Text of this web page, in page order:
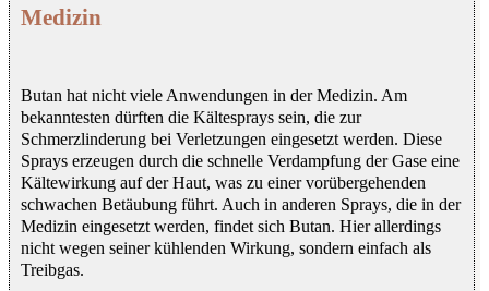
Medizin
Butan hat nicht viele Anwendungen in der Medizin. Am
bekanntesten dürften die Kältesprays sein, die zur
Schmerzlinderung bei Verletzungen eingesetzt werden. Diese
Sprays erzeugen durch die schnelle Verdampfung der Gase eine
Kältewirkung auf der Haut, was zu einer vorübergehenden
schwachen Betäubung führt. Auch in anderen Sprays, die in der
Medizin eingesetzt werden, findet sich Butan. Hier allerdings
nicht wegen seiner kühlenden Wirkung, sondern einfach als
Treibgas.